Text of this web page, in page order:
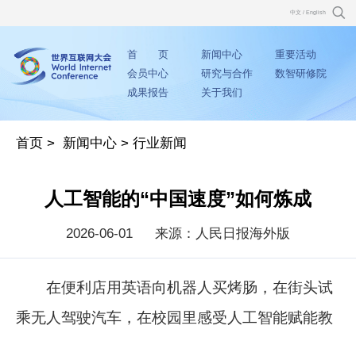
中文 / English
首 页 新闻中心
重要活动
会员中心
研究与合作
数智研修院
成果报告
关于我们
首页 > 新闻中心 >行业新闻
人工智能的“中国速度”如何炼成
2026-06-01 来源：人民日报海外版
在便利店用英语向机器人买烤肠，在街头试
乘无人驾驶汽车，在校园里感受人工智能赋能教